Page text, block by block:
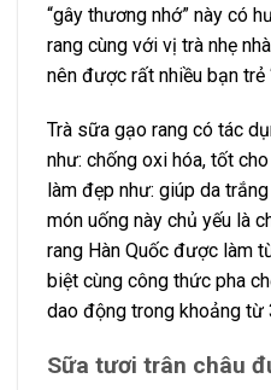
“gây thương nhớ” này có
rang cùng với vị trà nhẹ
nên được rất nhiều bạn trẻ
Trà sữa gạo rang có tác
như: chống oxi hóa, tốt
làm đẹp như: giúp da
món uống này chủ yếu là
rang Hàn Quốc được làm
biệt cùng công thức pha
dao động trong khoảng
Sữa tươi trân châu